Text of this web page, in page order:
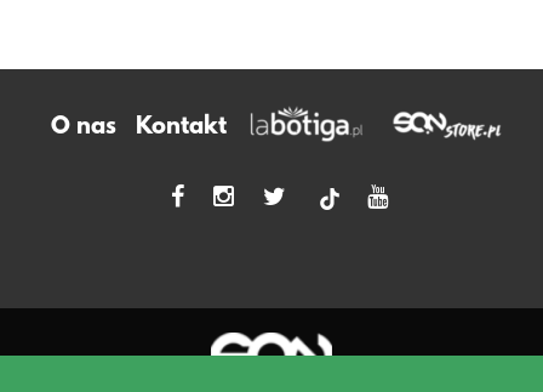
O nas Kontakt
tiktok